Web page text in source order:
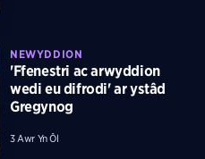
NEWYDDION
'Ffenestri ac arwyddion
wedi eu difrodi' ar ystâd
Gregynog
3 Awr Yn Ôl